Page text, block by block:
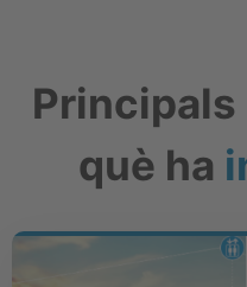
què ha